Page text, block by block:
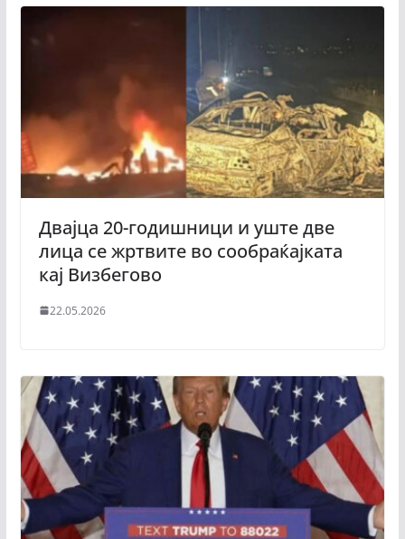
Двајца 20-годишници и уште две
лица се жртвите во сообраќајката
кај Визбегово
22.05.2026